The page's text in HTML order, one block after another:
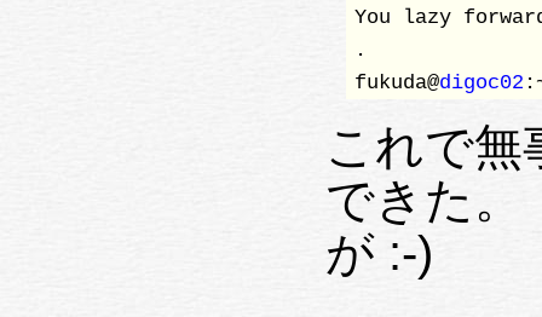
You lazy
.
fukuda@digoc02
これで無
できた。
が :-)